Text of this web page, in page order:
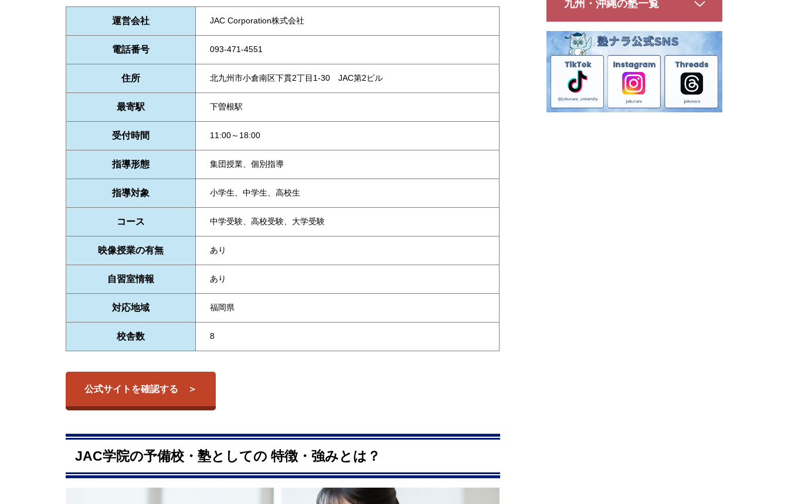
運営会社 JAC Corporation株式会社
電話番号 093-471-4551
住所 北九州市小倉南区下貫2丁目1-30 JAC第2ビル
最寄駅 下曽根駅
受付時間 11:00～18:00
指導形態 集団授業、個別指導
指導対象 小学生、中学生、高校生
コース 中学受験、高校受験、大学受験
映像授業の有無 あり
自習室情報 あり
対応地域 福岡県
校舎数 8
公式サイトを確認する
JAC学院の予備校・塾としての 特徴・強みとは？
九州・沖縄の塾一覧